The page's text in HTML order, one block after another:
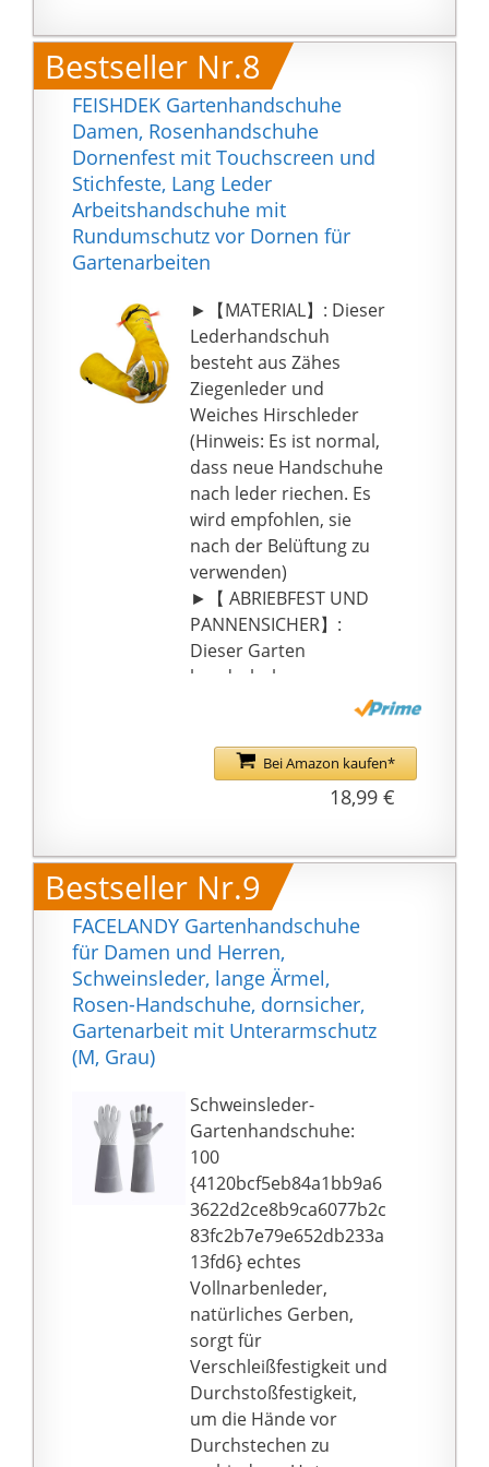
verschiedene Größen
zur Auswahl.
Komfort und
Haltbarkeit: Die
ergonomisch
geschwungenen
Daumen liegen nahe an
der Hand und
erleichtern das Greifen
von Gartengeräten. Das
Ledermaterial bietet
genügend Flexibilität
für Bau- oder
Hausaufgaben.
Arbeitssicherheit: Die
Handfläche ist mit einer
Naht bedeckt, die die
Griffstärke des Lenkers
für eine Vielzahl von
Gärtnern erhöhen
kann. Wenn Sie es
längere Zeit tragen, tritt
kein übermäßiges
Schwitzen auf.
Bestseller Nr.8
FEISHDEK Gartenhandschuhe
Damen, Rosenhandschuhe
Dornenfest mit Touchscreen und
Stichfeste, Lang Leder
Arbeitshandschuhe mit
Rundumschutz vor Dornen für
Gartenarbeiten
►【MATERIAL】: Dieser
Lederhandschuh
besteht aus Zähes
Ziegenleder und
Weiches Hirschleder
(Hinweis: Es ist normal,
dass neue Handschuhe
nach leder riechen. Es
wird empfohlen, sie
nach der Belüftung zu
verwenden)
►【 ABRIEBFEST UND
PANNENSICHER】:
Dieser Garten
handschuhe
Unterarmschutz Die
Kordeln verstellt
werden einer
zusätzlichen Schicht
und Handfläche
►【TOUCHSCREEN 】:
Fingerspitzen
ermöglicht eine präzise
Bedienung von Touch-
Bildschirmen jeglicher
Art.
►【PRAKTISCHE
】: Unsere Leder
Gartenhandschuhe
können zum
Beschneiden oder
Pflanzen von
Gartenkakteen, Rosen,
Brombeeren,
stacheligen Sträuchern
und anderen
stacheligen Pflanzen
verwendet werden und
sind auch intime
Geschenke für Freunde
und Verwandte
Bei Amazon kaufen*
18,99 €
Bestseller Nr.9
FACELANDY Gartenhandschuhe
für Damen und Herren,
Schweinsleder, lange Ärmel,
Rosen-Handschuhe, dornsicher,
Gartenarbeit mit Unterarmschutz
(M, Grau)
Schweinsleder-
Gartenhandschuhe:
100
{4120bcf5eb84a1bb9a6
3622d2ce8b9ca6077b2c
83fc2b7e79e652db233a
13fd6} echtes
Vollnarbenleder,
natürliches Gerben,
sorgt für
Verschleißfestigkeit und
Durchstoßfestigkeit,
um die Hände vor
Durchstechen zu